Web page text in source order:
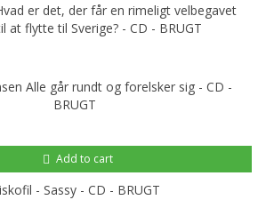
er det, der får en rimeligt velbegavet
at flytte til Sverige? - CD - BRUGT
Alle går rundt og forelsker sig - CD -
BRUGT
Add to cart
- Sassy - CD - BRUGT